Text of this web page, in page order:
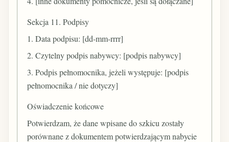
Sekcja 11. Podpisy
1. Data podpisu: [dd-mm-rrrr]
2. Czytelny podpis nabywcy: [podpis nabywcy]
3. Podpis pełnomocnika, jeżeli występuje: [podpis
pełnomocnika / nie dotyczy]
Oświadczenie końcowe
Potwierdzam, że dane wpisane do szkicu zostały
porównane z dokumentem potwierdzającym nabycie